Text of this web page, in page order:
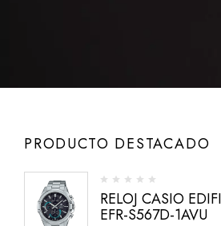
PRODUCTO DESTACADO
RELOJ CASIO
EFR-S567D-1AVU